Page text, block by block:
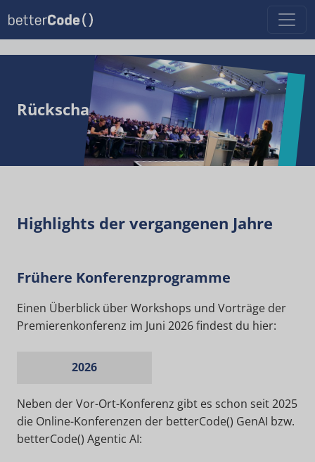
Rückschau
Highlights der vergangenen Jahre
Frühere Konferenzprogramme
Einen Überblick über Workshops und Vorträge der
Premierenkonferenz im Juni 2026 findest du hier:
2026
Neben der Vor-Ort-Konferenz gibt es schon seit 2025
die Online-Konferenzen der betterCode() GenAI bzw.
betterCode() Agentic AI: